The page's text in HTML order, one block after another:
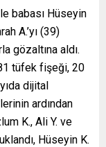
babası Hüseyin
A.’yı (39)
gözaltına aldı.
tüfek fişeği, 20
dijital
ardından
K., Ali Y. ve
Hüseyin K.